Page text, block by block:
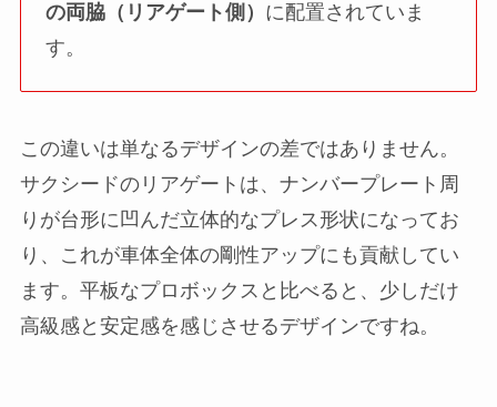
の両脇（リアゲート側） に配置されていま
す。
この違いは単なるデザインの差ではありません。
サクシードのリアゲートは、ナンバープレート周
りが台形に凹んだ立体的なプレス形状になってお
り、これが車体全体の剛性アップにも貢献してい
ます。平板なプロボックスと比べると、少しだけ
高級感と安定感を感じさせるデザインですね。